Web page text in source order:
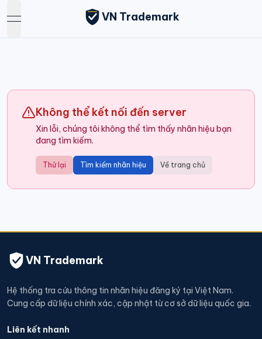
open navigation menu
VN Trademark
Không thể kết nối đến server
Xin lỗi, chúng tôi không thể tìm thấy nhãn hiệu bạn
đang tìm kiếm.
Thử lại Tìm kiếm nhãn hiệu Về trang chủ
VN Trademark
Hệ thống tra cứu thông tin nhãn hiệu đăng ký tại Việt Nam.
Cung cấp dữ liệu chính xác, cập nhật từ cơ sở dữ liệu quốc gia.
Liên kết nhanh